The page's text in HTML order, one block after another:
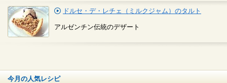
ドルセ・デ・レチェ（ミルクジャム）のタルト
アルゼンチン伝統のデザート
今月の人気レシピ